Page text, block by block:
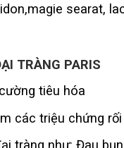
searat,
TRÀNG PARIS
tiêu hóa
các triệu chứng
tràng như: Đau